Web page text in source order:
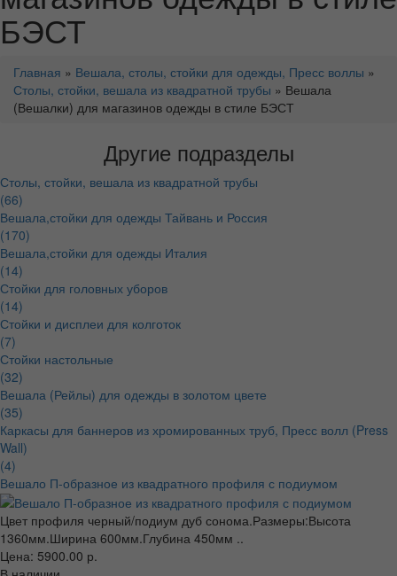
БЭСТ
Главная » Вешала, столы, стойки для одежды, Пресс воллы »
Столы, стойки, вешала из квадратной трубы » Вешала
(Вешалки) для магазинов одежды в стиле БЭСТ
Другие подразделы
Столы, стойки, вешала из квадратной трубы
(66)
Вешала,стойки для одежды Тайвань и Россия
(170)
Вешала,стойки для одежды Италия
(14)
Стойки для головных уборов
(14)
Стойки и дисплеи для колготок
(7)
Стойки настольные
(32)
Вешала (Рейлы) для одежды в золотом цвете
(35)
Каркасы для баннеров из хромированных труб, Пресс волл (Press
Wall)
(4)
Вешало П-образное из квадратного профиля с подиумом
Цвет профиля черный/подиум дуб сонома.Размеры:Высота
1360мм.Ширина 600мм.Глубина 450мм ..
Цена: 5900.00 р.